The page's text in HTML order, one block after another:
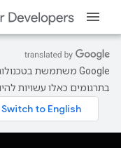
בתרגומים כאלו עשויות